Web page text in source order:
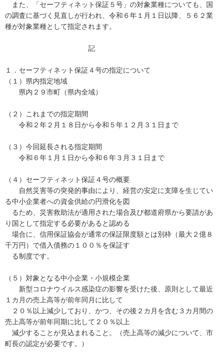
また、「セーフティネット保証５号」の対象業種についても、国
の調査に基づく見直しが行われ、令和６年１月１日以降、５６２業
種が対象業種として指定されます。
記
１．セーフティネット保証４号の指定について
（１）県内指定地域
県内２９市町（県内全域）
（２）これまでの指定期間
令和２年２月１８日から令和５年１２月３１日まで
（３）今回延長される指定期間
令和６年１月１日から令和６年３月３１日まで
（４）セーフティネット保証４号の概要
自然災害等の突発的事由により、経営の安定に支障を生じてい
る中小企業者への資金供給の円滑化を図
るため、災害救助法が適用された場合及び都道府県から要請があ
り国として指定する必要があると認める
場合に、信用保証協会が通常の保証限度額とは別枠（最大２億８
千万円）で借入債務の１００％を保証す
る制度です。
（５）対象となる中小企業・小規模企業
新型コロナウイルス感染症の影響を受けた後、原則として最近
１カ月の売上高等が前年同月に比して
２０％以上減少しており、かつ、その後２カ月を含む３カ月間の
売上高等が前年同期に比して２０％以上
減少することが見込まれること。（売上高等の減少について、市
町長の認定が必要です。）